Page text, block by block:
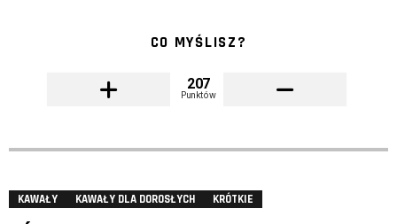
CO MYŚLISZ?
207
Punktów
KAWAŁY KAWAŁY DLA DOROSŁYCH KRÓTKIE